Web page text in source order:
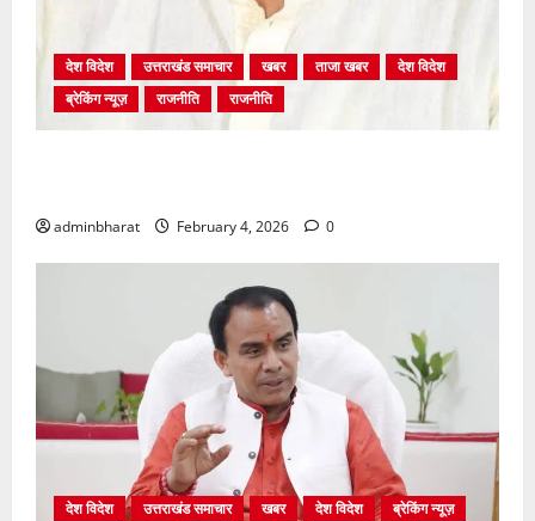
देश विदेश उत्तराखंड समाचार खबर ताजा खबर
देश विदेश
ब्रेकिंग न्यूज़
राजनीति राजनीति
adminbharat February 4, 2026 0
देश विदेश उत्तराखंड समाचार खबर देश विदेश
ब्रेकिंग न्यूज़